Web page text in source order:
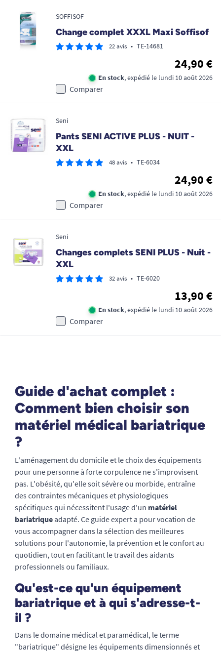
SOFFISOF
Change complet XXXL Maxi Soffisof
22 avis • TE-14681
24,90 €
En stock, expédié le lundi 10 août 2026
Comparer
Seni
Pants SENI ACTIVE PLUS - NUIT -
XXL
48 avis • TE-6034
24,90 €
En stock, expédié le lundi 10 août 2026
Comparer
Seni
Changes complets SENI PLUS - Nuit -
XXL
32 avis • TE-6020
13,90 €
En stock, expédié le lundi 10 août 2026
Comparer
Guide d'achat complet :
Comment bien choisir son
matériel médical bariatrique
?
L'aménagement du domicile et le choix des équipements
pour une personne à forte corpulence ne s'improvisent
pas. L'obésité, qu'elle soit sévère ou morbide, entraîne
des contraintes mécaniques et physiologiques
spécifiques qui nécessitent l'usage d'un matériel
bariatrique adapté. Ce guide expert a pour vocation de
vous accompagner dans la sélection des meilleures
solutions pour l'autonomie, la prévention et le confort au
quotidien, tout en facilitant le travail des aidants
professionnels ou familiaux.
Qu'est-ce qu'un équipement
bariatrique et à qui s'adresse-t-
il ?
Dans le domaine médical et paramédical, le terme
"bariatrique" désigne les équipements dimensionnés et